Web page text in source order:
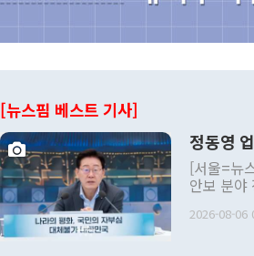
[뉴스핌 베스트 기사]
정동영
[서울=뉴
안보 분야
발언 중에
2026-08-06